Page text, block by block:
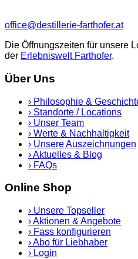
office@destillerie-farthofer.at
Die Öffnungszeiten für unsere
der Erlebniswelt Farthofer.
Über Uns
› Philosophie &
› Standorte / Locations
› Unser Team
› Werte & Nachhaltigkeit
› Unsere Auszeichnungen
›Aktuelles & Blog
› FAQs
Online Shop
› Unsere Topseller
›Aktionen & Angebote
› Fass konfigurieren
›Abo für Liebhaber
› Login